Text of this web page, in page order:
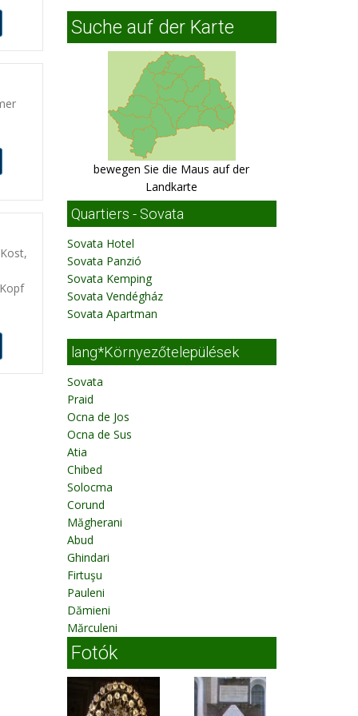
Suche auf der Karte
bewegen Sie die Maus auf der
Landkarte
Quartiers - Sovata
Sovata Hotel
Sovata Panzió
Sovata Kemping
Sovata Vendégház
Sovata Apartman
lang*Környezőtelepülések
Sovata
Praid
Ocna de Jos
Ocna de Sus
Atia
Chibed
Solocma
Corund
Măgherani
Abud
Ghindari
Firtuşu
Pauleni
Dămieni
Mărculeni
Fotók